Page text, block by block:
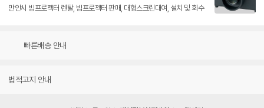
만안시 빔프로젝터 렌탈, 빔프로젝터 판매, 대형스크린대여, 설치 및 회수
빠른배송 안내
법적고지 안내